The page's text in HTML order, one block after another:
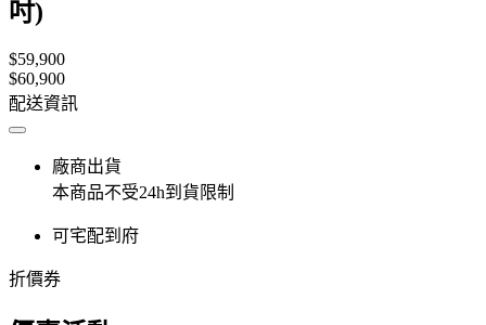
吋)
$59,900
$60,900
配送資訊
廠商出貨
本商品不受24h到貨限制
可宅配到府
折價券